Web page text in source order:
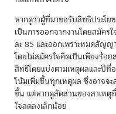
หากดูว่าผู้ที่มาขอรับสิทธิประโย
เป็นการออกจากงานโดยสมัคร
ละ 85 และออกเพราะหมดสัญ
โดยไม่สมัครใจคิดเป็นเพียงร้อ
สิทธิโดยแบ่งตามเหตุผลและปี
โน้มเพิ่มขึ้นทุกเหตุผล ซึ่งอาจจ
ขึ้น แต่หากดูสัดส่วนของสาเหตุ
ใจลดลงเล็กน้อย